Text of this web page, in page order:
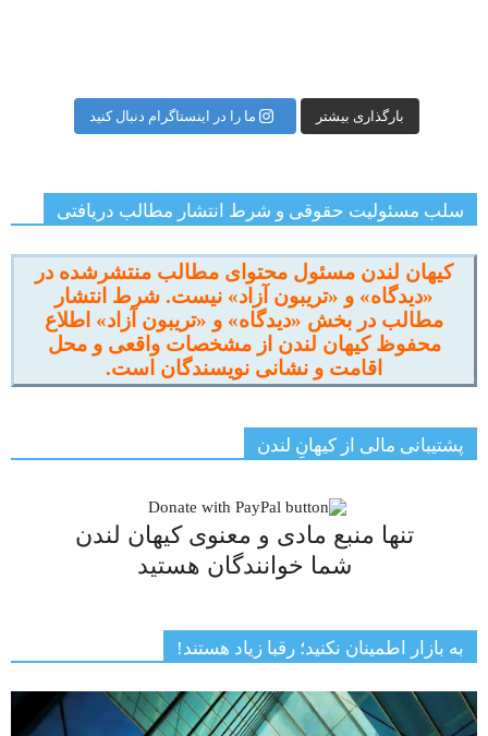
بارگذاری بیشتر ما را در اینستاگرام دنبال کنید
سلب مسئولیت حقوقی و شرط انتشار مطالب دریافتی
کیهان لندن مسئول محتوای مطالب منتشرشده در
«دیدگاه» و «تریبون آزاد» نیست. شرط انتشار
مطالب در بخش «دیدگاه» و «تریبون آزاد» اطلاع
محفوظ کیهان لندن از مشخصات واقعی و محل
اقامت و نشانی نویسندگان است.
پشتیبانی مالی از کیهانِ لندن
تنها منبع مادی و معنوی کیهان لندن
شما خوانندگان هستید
به بازار اطمینان نکنید؛ رقبا زیاد هستند!